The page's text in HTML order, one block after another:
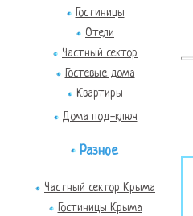
Гостиницы
Отели
Частный сектор
Гостевые дома
Квартиры
Дома под-ключ
Разное
Частный сектор Крыма
Гостиницы Крыма